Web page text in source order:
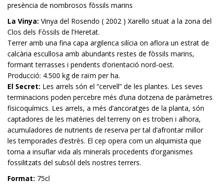
presència de nombrosos fòssils marins
La Vinya: Vinya del Rosendo ( 2002 ) Xarel·lo situat a la zona del
Clos dels Fòssils de l’Heretat.
Terrer amb una fina capa argilenca silícia on aflora un estrat de
calcària escullosa amb abundants restes de fòssils marins,
formant terrasses i pendents d’orientació nord-oest.
Producció: 4.500 kg de raïm per ha.
El Secret: Les arrels són el “cervell” de les plantes. Les seves
terminacions poden percebre més d’una dotzena de paràmetres
fisicoquímics. Les arrels, a més d’ancoratges de la planta, són
captadores de les matèries del terreny on es troben i alhora,
acumuladores de nutrients de reserva per tal d’afrontar millor
les temporades d’estrès. El cep opera com un alquimista que
torna a insuflar vida als minerals procedents d’organismes
fossilitzats del subsòl dels nostres terrers.
Format: 75cl